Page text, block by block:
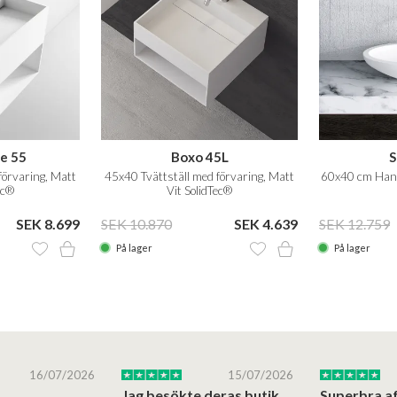
55
Matt
SEK 8.699
Boxo 45L
45x40 Tvättställ med förvaring, Matt
Vit SolidTec®
SEK 10.870 SEK 4.639
På lager
60x40 cm
SEK 12.759
På lager
16/07/2026 15/07/2026